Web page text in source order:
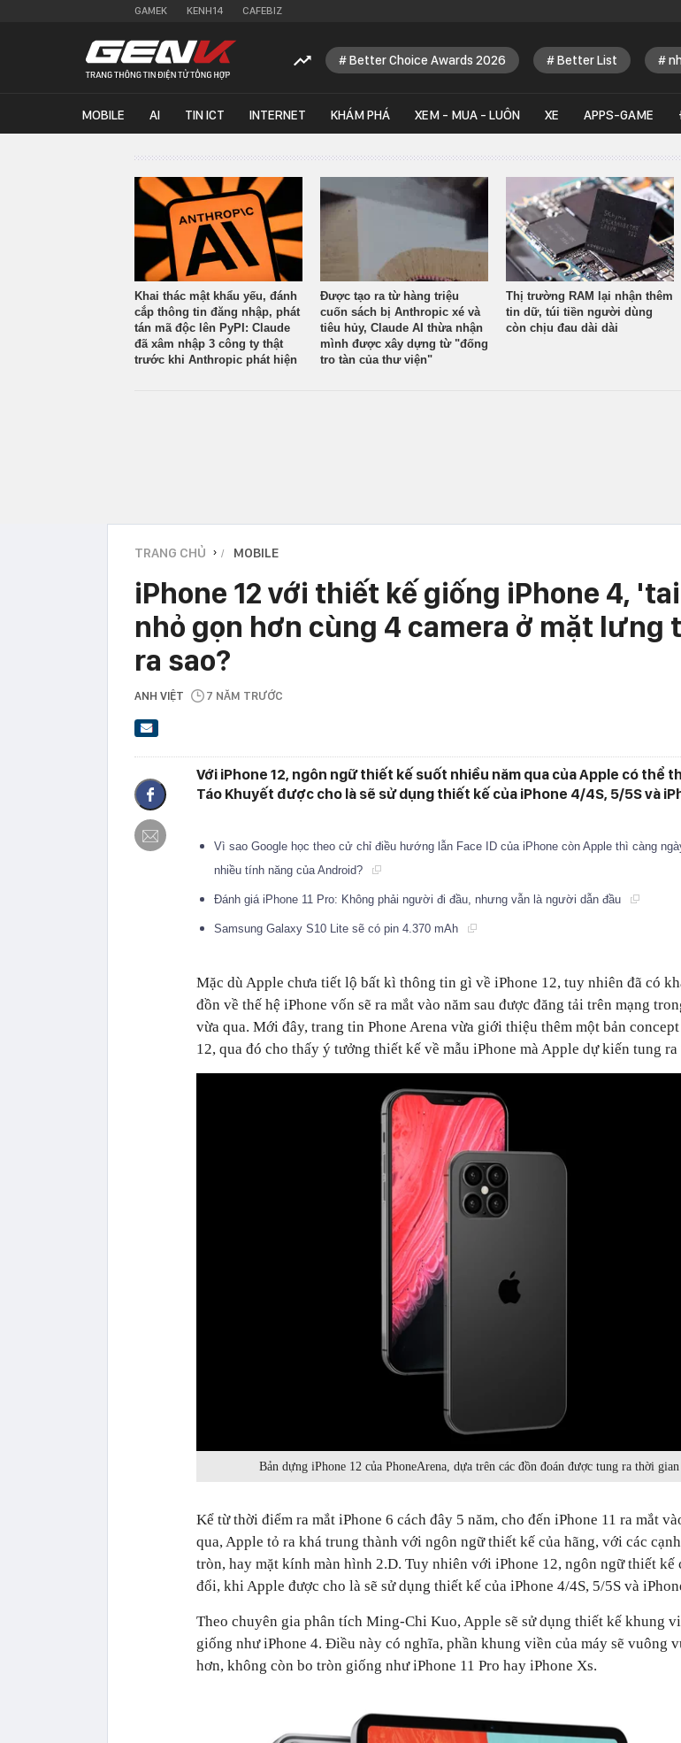
GAMEK KENH14 CAFEBIZ
Better Choice Awards 2026 Better List
MOBILE AI TIN ICT INTERNET KHÁM PHÁ XEM - MUA - LUÔN XE APPS-GAME
Khai thác mật khẩu yếu, đánh
cắp thông tin đăng nhập, phát
tán mã độc lên PyPI: Claude
đã xâm nhập 3 công ty thật
trước khi Anthropic phát hiện
Được tạo ra từ hàng triệu
cuốn sách bị Anthropic xé và
tiêu hủy, Claude AI thừa nhận
mình được xây dựng từ "đống
tro tàn của thư viện"
Thị trường RAM lại nhận thêm
tin dữ, túi tiền người dùng
còn chịu đau dài dài
TRANG CHỦ › MOBILE
iPhone 12 với thiết kế giống iPhone 4,
nhỏ gọn hơn cùng 4 camera ở mặt lưng
ra sao?
ANH VIỆT 7 NĂM TRƯỚC
Với iPhone 12, ngôn ngữ thiết kế suốt nhiều năm qua của Apple có thể
Táo Khuyết được cho là sẽ sử dụng thiết kế của iPhone 4/4S, 5/5S và
Vì sao Google học theo cử chỉ điều hướng lẫn Face ID của iPhone còn Apple thì càng
nhiều tính năng của Android?
Đánh giá iPhone 11 Pro: Không phải người đi đầu, nhưng vẫn là người dẫn đầu
Samsung Galaxy S10 Lite sẽ có pin 4.370 mAh
Mặc dù Apple chưa tiết lộ bất kì thông tin gì về iPhone 12, tuy nhiên đã có
đồn về thế hệ iPhone vốn sẽ ra mắt vào năm sau được đăng tải trên mạng
vừa qua. Mới đây, trang tin Phone Arena vừa giới thiệu thêm một bản
12, qua đó cho thấy ý tưởng thiết kế về mẫu iPhone mà Apple dự kiến tung
Bản dựng iPhone 12 của PhoneArena, dựa trên các đồn đoán được tung ra thời gian
Kể từ thời điểm ra mắt iPhone 6 cách đây 5 năm, cho đến iPhone 11 ra mắt
qua, Apple tỏ ra khá trung thành với ngôn ngữ thiết kế của hãng, với các
tròn, hay mặt kính màn hình 2.D. Tuy nhiên với iPhone 12, ngôn ngữ thiết kế
đổi, khi Apple được cho là sẽ sử dụng thiết kế của iPhone 4/4S, 5/5S và
Theo chuyên gia phân tích Ming-Chi Kuo, Apple sẽ sử dụng thiết kế khung
giống như iPhone 4. Điều này có nghĩa, phần khung viền của máy sẽ vuông
hơn, không còn bo tròn giống như iPhone 11 Pro hay iPhone Xs.